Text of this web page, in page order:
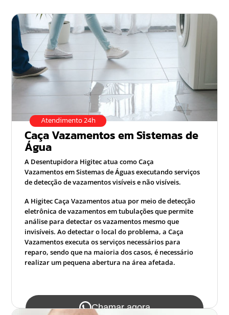
Atendimento 24h
Caça Vazamentos em Sistemas de
Água
A Desentupidora Higitec atua como Caça
Vazamentos em Sistemas de Águas executando serviços
de detecção de vazamentos visíveis e não visíveis.
A Higitec Caça Vazamentos atua por meio de detecção
eletrônica de vazamentos em tubulações que permite
análise para detectar os vazamentos mesmo que
invisíveis. Ao detectar o local do problema, a Caça
Vazamentos executa os serviços necessários para
reparo, sendo que na maioria dos casos, é necessário
realizar um pequena abertura na área afetada.
Chamar agora